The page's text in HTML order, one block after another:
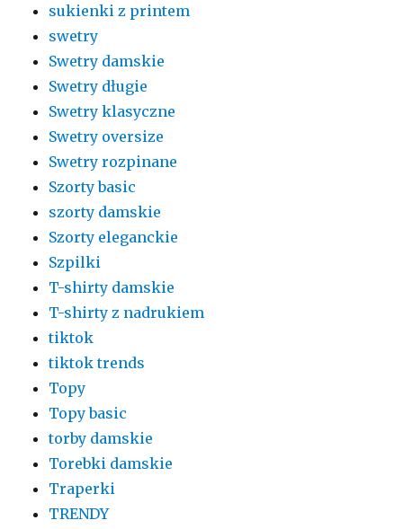
sukienki z printem
swetry
Swetry damskie
Swetry długie
Swetry klasyczne
Swetry oversize
Swetry rozpinane
Szorty basic
szorty damskie
Szorty eleganckie
Szpilki
T-shirty damskie
T-shirty z nadrukiem
tiktok
tiktok trends
Topy
Topy basic
torby damskie
Torebki damskie
Traperki
TRENDY